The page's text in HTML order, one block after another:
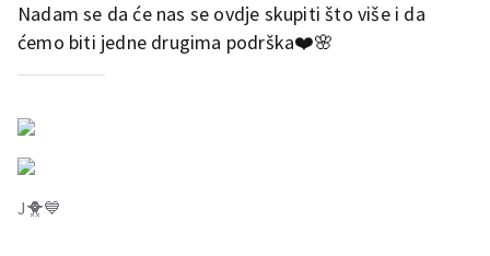
Nadam se da će nas se ovdje skupiti što više i da
ćemo biti jedne drugima podrška❤️🌸
J🐥💙